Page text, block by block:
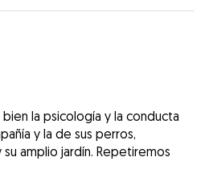
la psicología y la conducta
y la de sus perros,
amplio jardín. Repetiremos